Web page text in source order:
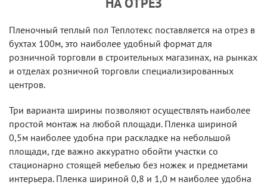
Пленочный теплый пол Теплотекс поставляется на отрез в
бухтах 100м, это наиболее удобный формат для
розничной торговли в строительных магазинах, на рынках
и отделах розничной торговли специализированных
центров.
Три варианта ширины позволяют осуществлять наиболее
простой монтаж на любой площади. Пленка шириной
0,5м наиболее удобна при раскладке на небольшой
площади, где важно аккуратно обойти участки со
стационарно стоящей мебелью без ножек и предметами
интерьера. Пленка шириной 0,8 и 1,0 м наиболее удобна